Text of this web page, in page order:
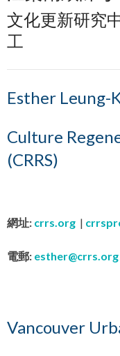
文化更新研究
工
Esther Leung-
Culture
(CRRS)
網址: crrs.org |
電郵: esther@crrs.org
Vancouver